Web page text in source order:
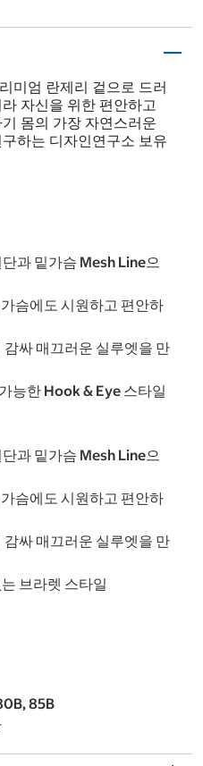
미엄 란제리 겉으로 드러
자신을 위한 편안하고
몸의 가장 자연스러운
하는 디자인연구소 보유
과 밑가슴 Mesh Line으
슴에도 시원하고 편안하
싸 매끄러운 실루엣을 만
능한 Hook & Eye 스타일
과 밑가슴 Mesh Line으
슴에도 시원하고 편안하
싸 매끄러운 실루엣을 만
브라렛 스타일
85B